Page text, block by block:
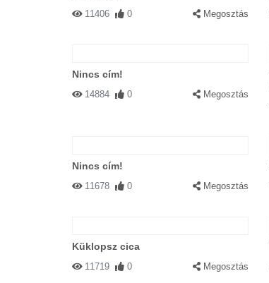
11406 0 Megosztás
Nincs cím!
14884 0 Megosztás
Nincs cím!
11678 0 Megosztás
Küklopsz cica
11719 0 Megosztás